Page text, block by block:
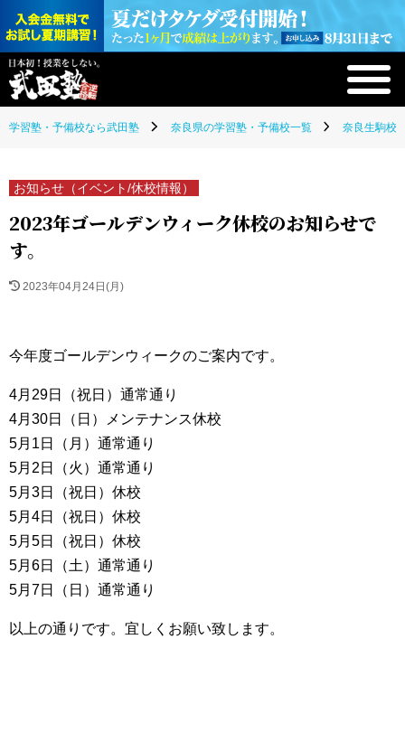
学習塾・予備校なら武田塾 奈良県の学習塾・予備校一覧 奈良生駒校(
お知らせ（イベント/休校情報）
2023年ゴールデンウィーク休校のお知らせで
す。
2023年04月24日(月)
今年度ゴールデンウィークのご案内です。
4月29日（祝日）通常通り
4月30日（日）メンテナンス休校
5月1日（月）通常通り
5月2日（火）通常通り
5月3日（祝日）休校
5月4日（祝日）休校
5月5日（祝日）休校
5月6日（土）通常通り
5月7日（日）通常通り
以上の通りです。宜しくお願い致します。